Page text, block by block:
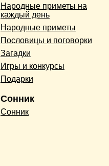
Народные приметы на
каждый день
Народные приметы
Пословицы и поговорки
Загадки
Игры и конкурсы
Подарки
Сонник
Сонник